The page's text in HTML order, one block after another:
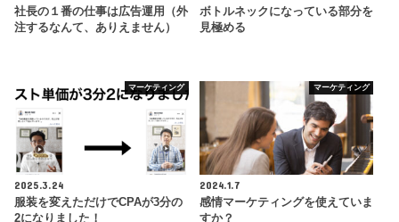
社長の１番の仕事は広告運用（外
注するなんて、ありえません）
ボトルネックになっている部分を
見極める
マーケティング
2025.3.24
服装を変えただけでCPAが3分の
2になりました！
マーケティング
2024.1.7
感情マーケティングを使えていま
すか？